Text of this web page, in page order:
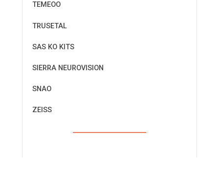
TEMEOO
TRUSETAL
SAS KO KITS
SIERRA NEUROVISION
SNAO
ZEISS